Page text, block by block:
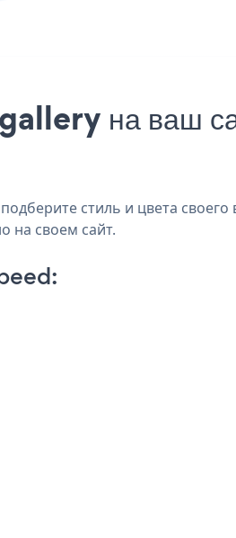
на ваш
стиль и цвета
на своем сайт.